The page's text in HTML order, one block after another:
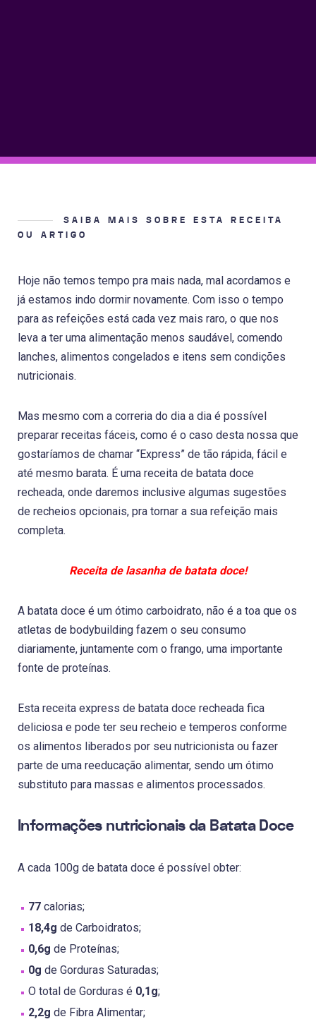
SAIBA MAIS SOBRE ESTA RECEITA
OU ARTIGO
Hoje não temos tempo pra mais nada, mal acordamos e
já estamos indo dormir novamente. Com isso o tempo
para as refeições está cada vez mais raro, o que nos
leva a ter uma alimentação menos saudável, comendo
lanches, alimentos congelados e itens sem condições
nutricionais.
Mas mesmo com a correria do dia a dia é possível
preparar receitas fáceis, como é o caso desta nossa que
gostaríamos de chamar “Express” de tão rápida, fácil e
até mesmo barata. É uma receita de batata doce
recheada, onde daremos inclusive algumas sugestões
de recheios opcionais, pra tornar a sua refeição mais
completa.
Receita de lasanha de batata doce!
A batata doce é um ótimo carboidrato, não é a toa que os
atletas de bodybuilding fazem o seu consumo
diariamente, juntamente com o frango, uma importante
fonte de proteínas.
Esta receita express de batata doce recheada fica
deliciosa e pode ter seu recheio e temperos conforme
os alimentos liberados por seu nutricionista ou fazer
parte de uma reeducação alimentar, sendo um ótimo
substituto para massas e alimentos processados.
Informações nutricionais da Batata Doce
A cada 100g de batata doce é possível obter:
77 calorias;
18,4g de Carboidratos;
0,6g de Proteínas;
0g de Gorduras Saturadas;
O total de Gorduras é 0,1g;
2,2g de Fibra Alimentar;